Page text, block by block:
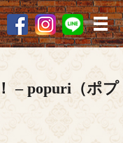
メ
– popuri（ポプ